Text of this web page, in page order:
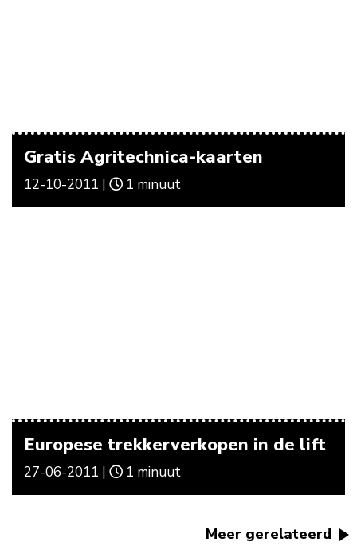
Gratis Agritechnica-kaarten
12-10-2011 | 1 minuut
Europese trekkerverkopen in de lift
27-06-2011 | 1 minuut
Meer gerelateerd